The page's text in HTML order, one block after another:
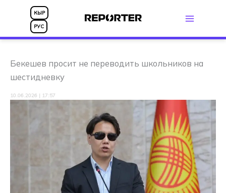
Перейти
содержимому
КЫР
РУС
Бекешев просит не переводить школьников на
шестидневку
10.06.2026 | 17:57